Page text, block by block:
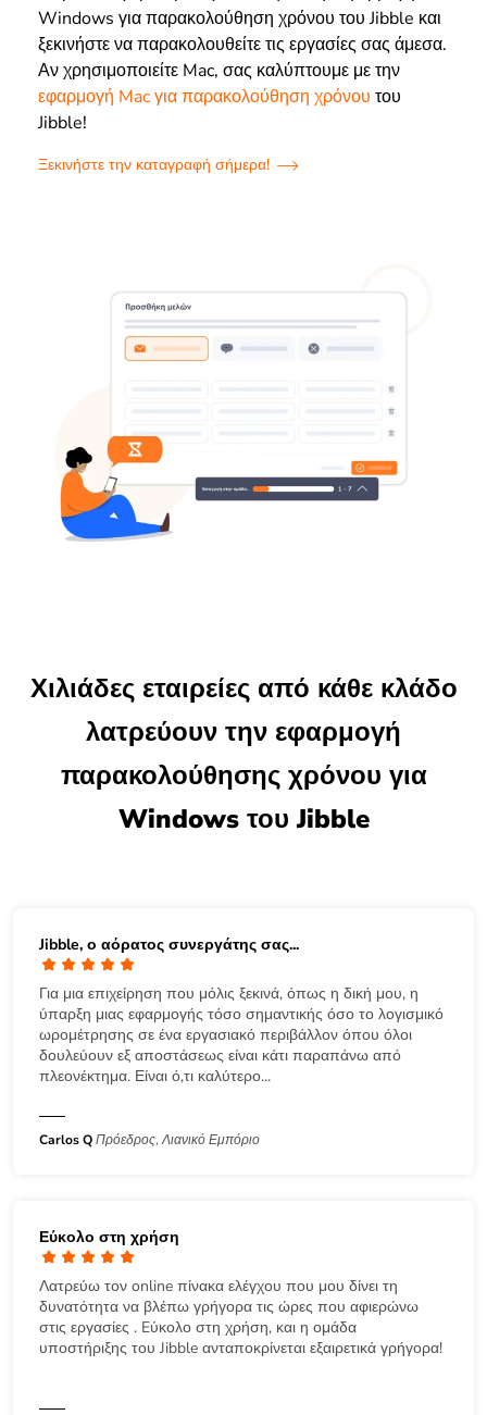
Windows για παρακολούθηση χρόνου του Jibble και
ξεκινήστε να παρακολουθείτε τις εργασίες σας άμεσα.
Αν χρησιμοποιείτε Mac, σας καλύπτουμε με την
εφαρμογή Mac για παρακολούθηση χρόνου του
Jibble!
Ξεκινήστε την καταγραφή σήμερα!
Χιλιάδες εταιρείες από κάθε κλάδο
λατρεύουν την εφαρμογή
παρακολούθησης χρόνου για
Windows του Jibble
Jibble, ο αόρατος συνεργάτης σας...
Για μια επιχείρηση που μόλις ξεκινά, όπως η δική μου, η
ύπαρξη μιας εφαρμογής τόσο σημαντικής όσο το λογισμικό
ωρομέτρησης σε ένα εργασιακό περιβάλλον όπου όλοι
δουλεύουν εξ αποστάσεως είναι κάτι παραπάνω από
πλεονέκτημα. Είναι ό,τι καλύτερο...
Carlos QΠρόεδρος, Λιανικό Εμπόριο
Εύκολο στη χρήση
Λατρεύω τον online πίνακα ελέγχου που μου δίνει τη
δυνατότητα να βλέπω γρήγορα τις ώρες που αφιερώνω
στις εργασίες . Eύκολο στη χρήση, και η ομάδα
υποστήριξης του Jibble ανταποκρίνεται εξαιρετικά γρήγορα!